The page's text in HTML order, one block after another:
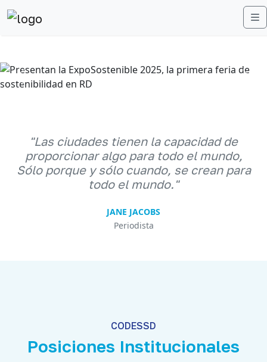
Anterior
"Las ciudades tienen la capacidad de
proporcionar algo para todo el mundo,
Sólo porque y sólo cuando, se crean para
todo el mundo."
JANE JACOBS
Periodista
CODESSD
Posiciones Institucionales